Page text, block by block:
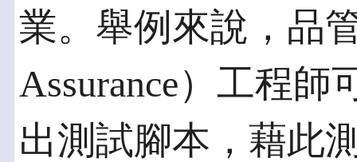
業。舉例來說，品
Assurance）工程
出測試腳本，藉此